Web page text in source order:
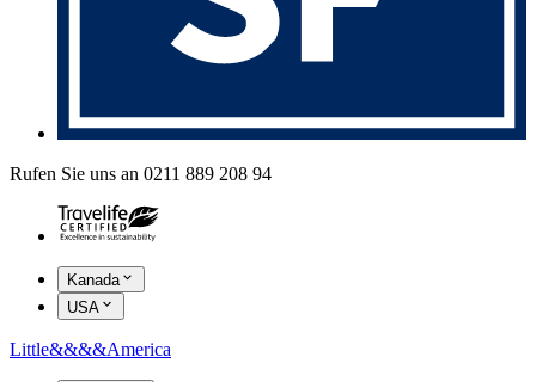
Rufen Sie uns an 0211 889 208 94
Kanada
USA
Little&&&&America